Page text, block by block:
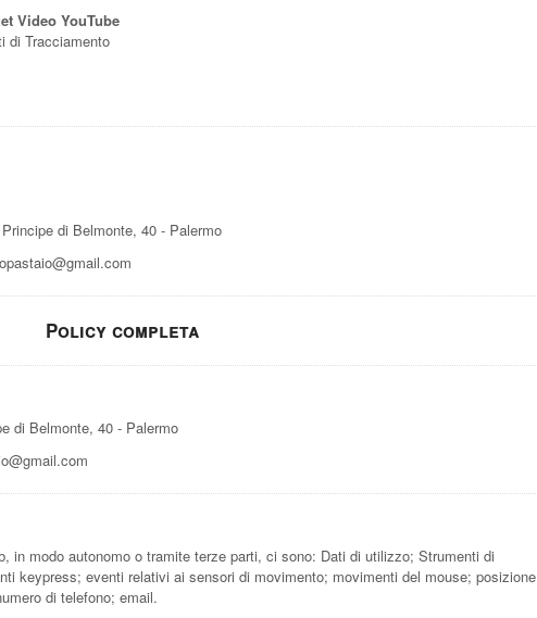
Video YouTube
di Tracciamento
di Belmonte, 40 - Palermo
Policy completa
di Belmonte, 40 - Palermo
in modo autonomo o tramite terze parti, ci sono: Dati di utilizzo; Strumenti di
keypress; eventi relativi ai sensori di movimento; movimenti del mouse; posizione
di telefono; email.